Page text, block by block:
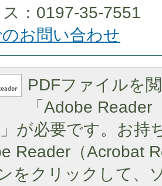
：0197-35-7551
お問い合わせ
PDFファイルを
「Adobe Reader
が必要です。お持
Reader（Acrobat
をクリックして、